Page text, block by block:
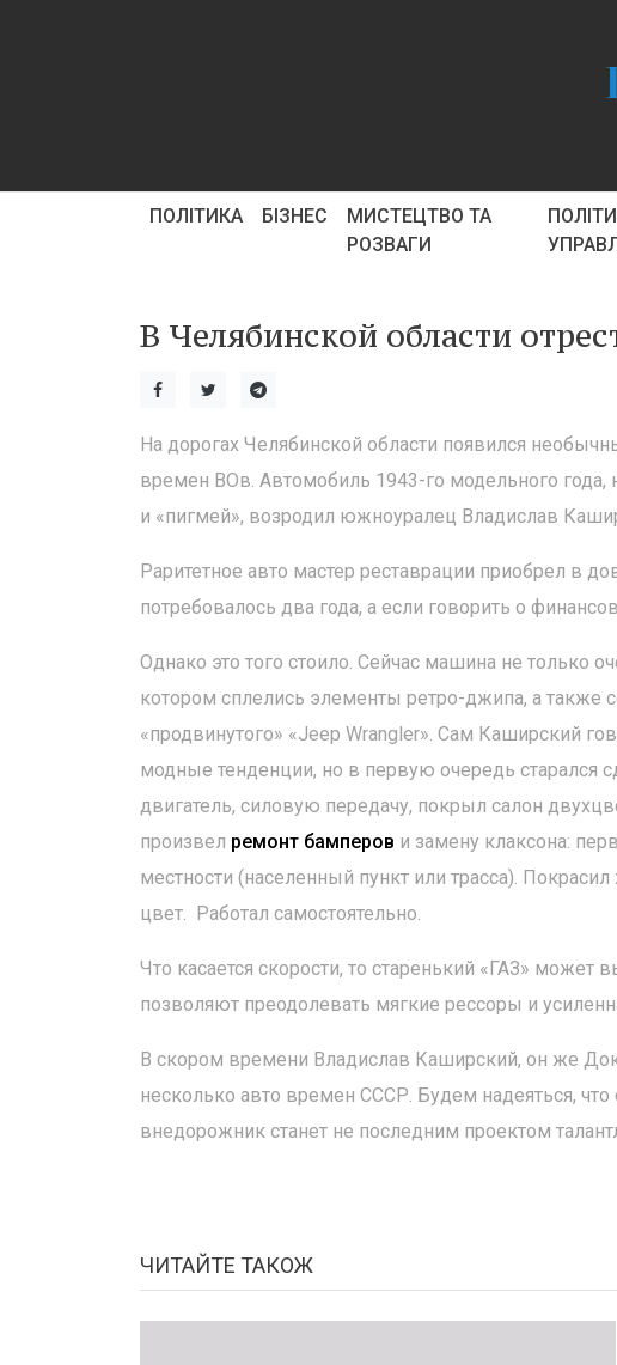
ПОЛІТИКА БІЗНЕС
МИСТЕЦТВО ТА
РОЗВАГИ
В Челябинской области
На дорогах Челябинской области появился
времен ВОв. Автомобиль 1943-го модельного
и «пигмей», возродил южноуралец Владислав
Раритетное авто мастер реставрации приобрел в
потребовалось два года, а если говорить о
Однако это того стоило. Сейчас машина не только
котором сплелись элементы ретро-джипа, а также
«продвинутого» «Jeep Wrangler». Сам Каширский
модные тенденции, но в первую очередь старался
двигатель, силовую передачу, покрыл салон
произвел ремонт бамперов и замену клаксона:
местности (населенный пункт или трасса).
цвет. Работал самостоятельно.
Что касается скорости, то старенький «ГАЗ»
позволяют преодолевать мягкие рессоры и
В скором времени Владислав Каширский, он же
несколько авто времен СССР. Будем надеяться,
внедорожник станет не последним проектом
ЧИТАЙТЕ ТАКОЖ